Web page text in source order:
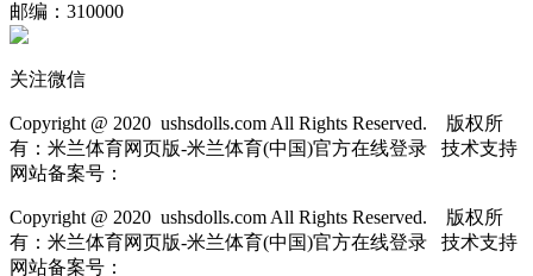
邮编：310000
关注微信
Copyright @ 2020 ushsdolls.com All Rights Reserved. 版权所
有：米兰体育网页版-米兰体育(中国)官方在线登录 技术支持
网站备案号：
Copyright @ 2020 ushsdolls.com All Rights Reserved. 版权所
有：米兰体育网页版-米兰体育(中国)官方在线登录 技术支持
网站备案号：